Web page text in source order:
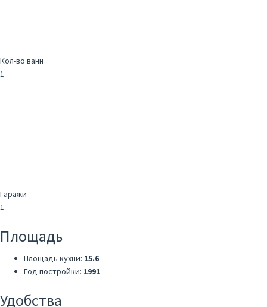
Кол-во ванн
1
Гаражи
1
Площадь
Площадь кухни: 15.6
Год постройки: 1991
Удобства